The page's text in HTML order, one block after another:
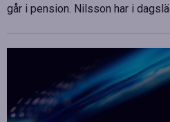
går i pension. Nilsson har i